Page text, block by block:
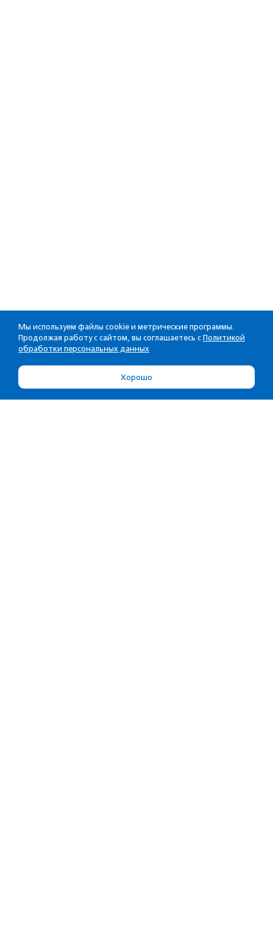
Мы используем файлы cookie и метрические программы.
Продолжая работу с сайтом, вы соглашаетесь с Политикой
обработки персональных данных
Хорошо